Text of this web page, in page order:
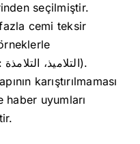
seçilmiştir.
cemi teksir
gösterilmiştir (örneğin: التلاميذ، التلامذة).
karıştırılmaması
haber uyumları